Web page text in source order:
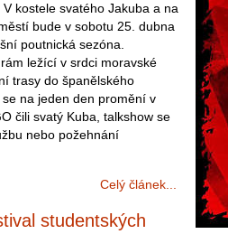
V kostele svatého Jakuba a na
bude v sobotu 25. dubna
poutnická sezóna.
ležící v srdci moravské
trasy do španělského
na jeden den promění v
čili svatý Kuba, talkshow se
nebo požehnání
Celý článek...
studentských